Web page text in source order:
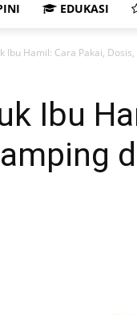
EDUKASI
Ibu Hamil: Cara Pakai,
Ibu